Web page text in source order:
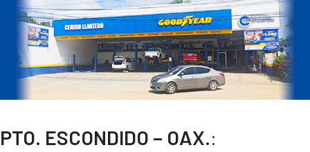
PTO. ESCONDIDO – OAX.: